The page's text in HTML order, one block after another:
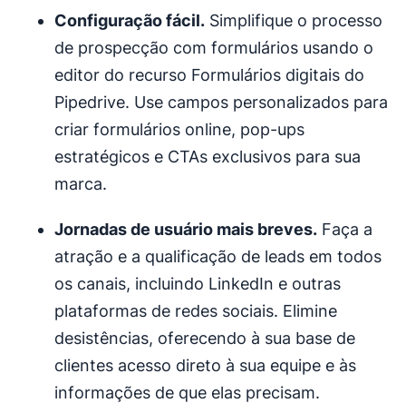
Configuração fácil. Simplifique o processo
de prospecção com formulários usando o
editor do recurso Formulários digitais do
Pipedrive. Use campos personalizados para
criar formulários online, pop-ups
estratégicos e CTAs exclusivos para sua
marca.
Jornadas de usuário mais breves. Faça a
atração e a qualificação de leads em todos
os canais, incluindo LinkedIn e outras
plataformas de redes sociais. Elimine
desistências, oferecendo à sua base de
clientes acesso direto à sua equipe e às
informações de que elas precisam.